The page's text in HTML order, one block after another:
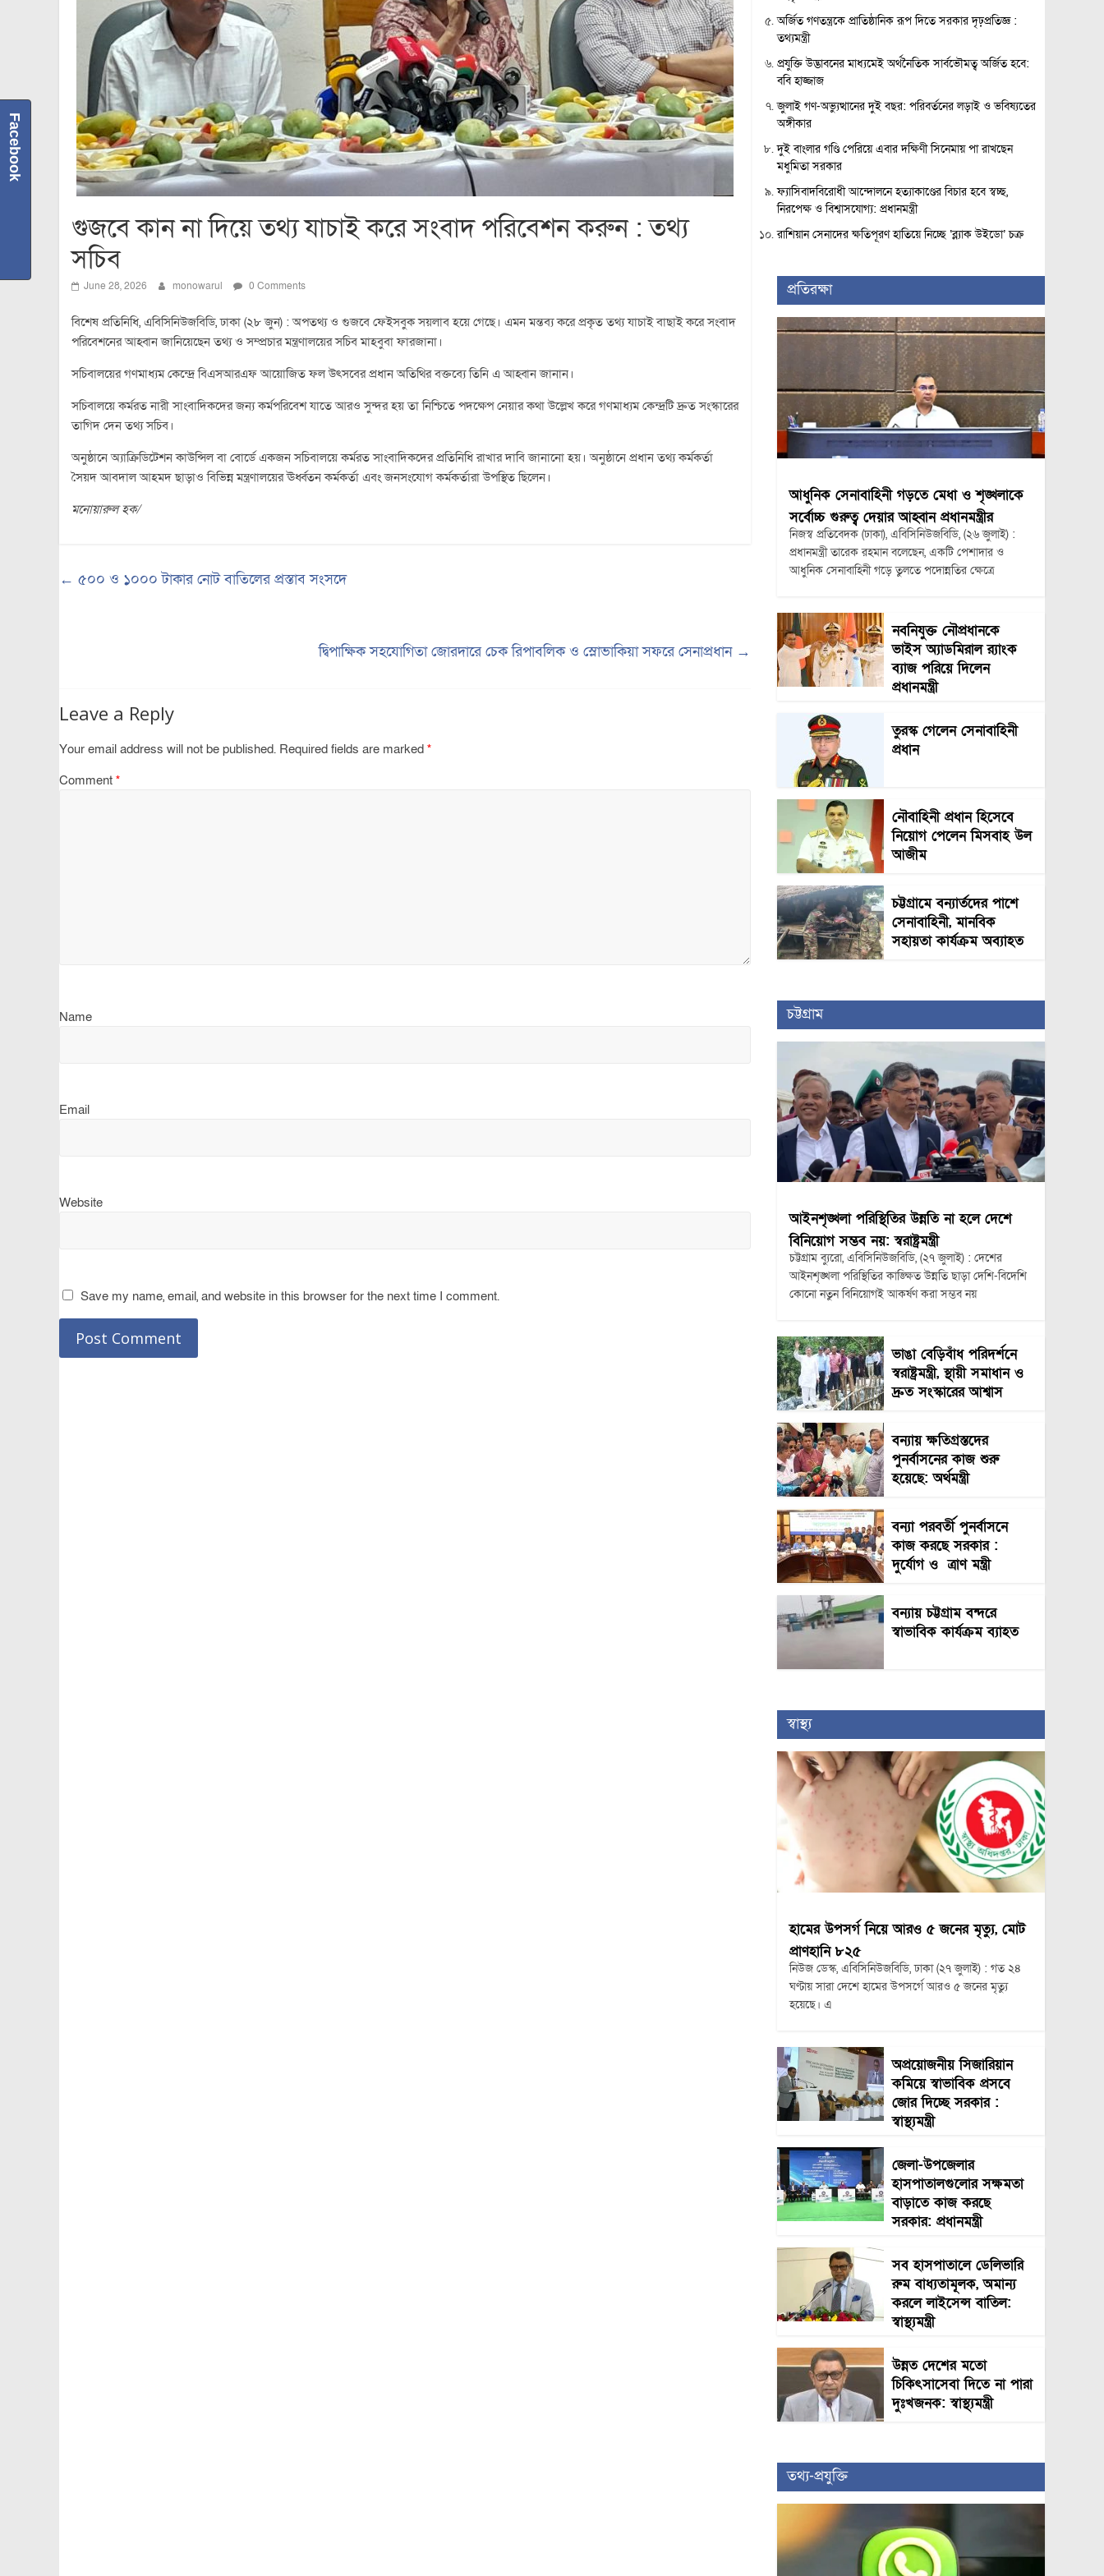
গুজবে কান না দিয়ে তথ্য যাচাই করে সংবাদ পরিবেশন করুন : তথ্য
সচিব
June 28, 2026 monowarul 0 Comments
বিশেষ প্রতিনিধি, এবিসিনিউজবিডি, ঢাকা (২৮ জুন) : অপতথ্য ও গুজবে ফেইসবুক সয়লাব হয়ে গেছে। এমন মন্তব্য করে প্রকৃত তথ্য যাচাই বাছাই করে সংবাদ
পরিবেশনের আহ্বান জানিয়েছেন তথ্য ও সম্প্রচার মন্ত্রণালয়ের সচিব মাহবুবা ফারজানা।
সচিবালয়ের গণমাধ্যম কেন্দ্রে বিএসআরএফ আয়োজিত ফল উৎসবের প্রধান অতিথির বক্তব্যে তিনি এ আহ্বান জানান।
সচিবালয়ে কর্মরত নারী সাংবাদিকদের জন্য কর্মপরিবেশ যাতে আরও সুন্দর হয় তা নিশ্চিতে পদক্ষেপ নেয়ার কথা উল্লেখ করে গণমাধ্যম কেন্দ্রটি দ্রুত সংস্কারের
তাগিদ দেন তথ্য সচিব।
অনুষ্ঠানে অ্যাক্রিডিটেশন কাউন্সিল বা বোর্ডে একজন সচিবালয়ে কর্মরত সাংবাদিকদের প্রতিনিধি রাখার দাবি জানানো হয়। অনুষ্ঠানে প্রধান তথ্য কর্মকর্তা
সৈয়দ আবদাল আহমদ ছাড়াও বিভিন্ন মন্ত্রণালয়ের ঊর্ধ্বতন কর্মকর্তা এবং জনসংযোগ কর্মকর্তারা উপস্থিত ছিলেন।
মনোয়ারুল হক/
← ৫০০ ও ১০০০ টাকার নোট বাতিলের প্রস্তাব সংসদে
দ্বিপাক্ষিক সহযোগিতা জোরদারে চেক রিপাবলিক ও স্লোভাকিয়া সফরে সেনাপ্রধান →
Leave a Reply
Your email address will not be published. Required fields are marked *
Comment *
Name
Email
Website
Save my name, email, and website in this browser for the next time I comment.
অর্জিত গণতন্ত্রকে প্রাতিষ্ঠানিক রূপ দিতে সরকার দৃঢ়প্রতিজ্ঞ :
তথ্যমন্ত্রী
প্রযুক্তি উদ্ভাবনের মাধ্যমেই অর্থনৈতিক সার্বভৌমত্ব অর্জিত হবে:
ববি হাজ্জাজ
জুলাই গণ-অভ্যুত্থানের দুই বছর: পরিবর্তনের লড়াই ও ভবিষ্যতের
অঙ্গীকার
দুই বাংলার গণ্ডি পেরিয়ে এবার দক্ষিণী সিনেমায় পা রাখছেন
মধুমিতা সরকার
ফ্যাসিবাদবিরোধী আন্দোলনে হত্যাকাণ্ডের বিচার হবে স্বচ্ছ,
নিরপেক্ষ ও বিশ্বাসযোগ্য: প্রধানমন্ত্রী
রাশিয়ান সেনাদের ক্ষতিপূরণ হাতিয়ে নিচ্ছে ‘ব্ল্যাক উইডো’ চক্র
প্রতিরক্ষা
আধুনিক সেনাবাহিনী গড়তে মেধা ও শৃঙ্খলাকে
সর্বোচ্চ গুরুত্ব দেয়ার আহ্বান প্রধানমন্ত্রীর
নিজস্ব প্রতিবেদক (ঢাকা), এবিসিনিউজবিডি, (২৬ জুলাই) :
প্রধানমন্ত্রী তারেক রহমান বলেছেন, একটি পেশাদার ও
আধুনিক সেনাবাহিনী গড়ে তুলতে পদোন্নতির ক্ষেত্রে
নবনিযুক্ত নৌপ্রধানকে
ভাইস অ্যাডমিরাল র‍্যাংক
ব্যাজ পরিয়ে দিলেন
প্রধানমন্ত্রী
তুরস্ক গেলেন সেনাবাহিনী
প্রধান
নৌবাহিনী প্রধান হিসেবে
নিয়োগ পেলেন মিসবাহ উল
আজীম
চট্টগ্রামে বন্যার্তদের পাশে
সেনাবাহিনী, মানবিক
সহায়তা কার্যক্রম অব্যাহত
চট্টগ্রাম
আইনশৃঙ্খলা পরিস্থিতির উন্নতি না হলে দেশে
বিনিয়োগ সম্ভব নয়: স্বরাষ্ট্রমন্ত্রী
চট্টগ্রাম ব্যুরো, এবিসিনিউজবিডি, (২৭ জুলাই) : দেশের
আইনশৃঙ্খলা পরিস্থিতির কাঙ্ক্ষিত উন্নতি ছাড়া দেশি-বিদেশি
কোনো নতুন বিনিয়োগই আকর্ষণ করা সম্ভব নয়
ভাঙা বেড়িবাঁধ পরিদর্শনে
স্বরাষ্ট্রমন্ত্রী, স্থায়ী সমাধান ও
দ্রুত সংস্কারের আশ্বাস
বন্যায় ক্ষতিগ্রস্তদের
পুনর্বাসনের কাজ শুরু
হয়েছে: অর্থমন্ত্রী
বন্যা পরবর্তী পুনর্বাসনে
কাজ করছে সরকার :
দুর্যোগ ও ত্রাণ মন্ত্রী
বন্যায় চট্টগ্রাম বন্দরে
স্বাভাবিক কার্যক্রম ব্যাহত
স্বাস্থ্য
হামের উপসর্গ নিয়ে আরও ৫ জনের মৃত্যু, মোট
প্রাণহানি ৮২৫
নিউজ ডেস্ক, এবিসিনিউজবিডি, ঢাকা (২৭ জুলাই) : গত ২৪
ঘণ্টায় সারা দেশে হামের উপসর্গে আরও ৫ জনের মৃত্যু
হয়েছে। এ
অপ্রয়োজনীয় সিজারিয়ান
কমিয়ে স্বাভাবিক প্রসবে
জোর দিচ্ছে সরকার :
স্বাস্থ্যমন্ত্রী
জেলা-উপজেলার
হাসপাতালগুলোর সক্ষমতা
বাড়াতে কাজ করছে
সরকার: প্রধানমন্ত্রী
সব হাসপাতালে ডেলিভারি
রুম বাধ্যতামূলক, অমান্য
করলে লাইসেন্স বাতিল:
স্বাস্থ্যমন্ত্রী
উন্নত দেশের মতো
চিকিৎসাসেবা দিতে না পারা
দুঃখজনক: স্বাস্থ্যমন্ত্রী
তথ্য-প্রযুক্তি
Facebook